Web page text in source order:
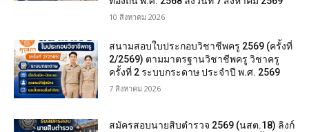
10 สิงหาคม 2026
สนามสอบใบประกอบวิชาชีพครู 2569 (ครั้งที่
2/2569) ตามมาตรฐานวิชาชีพครู วิชาครู
ครั้งที่ 2 ระบบกระดาษ ประจำปี พ.ศ. 2569
7 สิงหาคม 2026
สมัครสอบนายสิบตำรวจ 2569 (นสต.18) ลิงก์